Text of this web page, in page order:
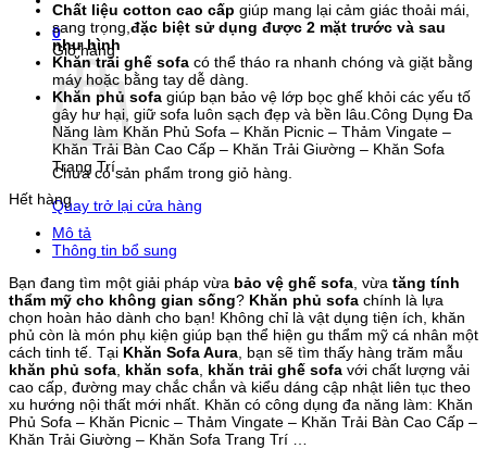
0
Giỏ hàng
Chưa có sản phẩm trong giỏ hàng.
Quay trở lại cửa hàng
là:
550.000 ₫.
tại
là:
Chất liệu cotton cao cấp giúp mang lại cảm giác thoải mái,
sang trọng, đặc biệt sử dụng được 2 mặt trước và sau
như hình
Khăn trải ghế sofa có thể tháo ra nhanh chóng và giặt bằng
máy hoặc bằng tay dễ dàng.
Khăn phủ sofa giúp bạn bảo vệ lớp bọc ghế khỏi các yếu tố
gây hư hại, giữ sofa luôn sạch đẹp và bền lâu.Công Dụng Đa
Năng làm Khăn Phủ Sofa – Khăn Picnic – Thảm Vingate –
Khăn Trải Bàn Cao Cấp – Khăn Trải Giường – Khăn Sofa
Trang Trí …
Hết hàng
Mô tả
Thông tin bổ sung
Bạn đang tìm một giải pháp vừa bảo vệ ghế sofa , vừa tăng tính
thẩm mỹ cho không gian sống? Khăn phủ sofa chính là lựa
chọn hoàn hảo dành cho bạn! Không chỉ là vật dụng tiện ích, khăn
phủ còn là món phụ kiện giúp bạn thể hiện gu thẩm mỹ cá nhân một
cách tinh tế. Tại Khăn Sofa Aura , bạn sẽ tìm thấy hàng trăm mẫu
khăn phủ sofa khăn sofa khăn trải ghế sofa với chất lượng vải
cao cấp, đường may chắc chắn và kiểu dáng cập nhật liên tục theo
xu hướng nội thất mới nhất. Khăn có công dụng đa năng làm: Khăn
Phủ Sofa – Khăn Picnic – Thảm Vingate – Khăn Trải Bàn Cao Cấp –
Khăn Trải Giường – Khăn Sofa Trang Trí …